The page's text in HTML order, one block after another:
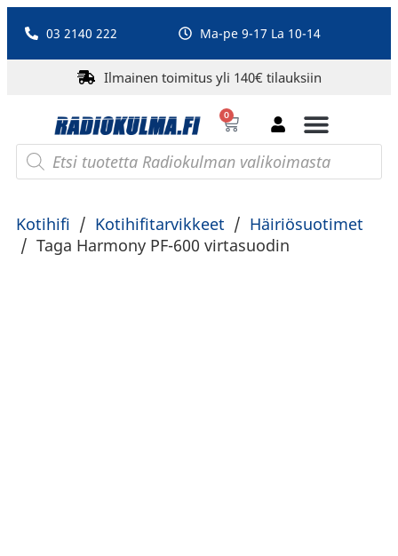
03 2140 222 Ma-pe 9-17 La 10-14
Ilmainen toimitus yli 140€ tilauksiin
0
Kotihifi / Kotihifitarvikkeet / Häiriösuotimet
/ Taga Harmony PF-600 virtasuodin